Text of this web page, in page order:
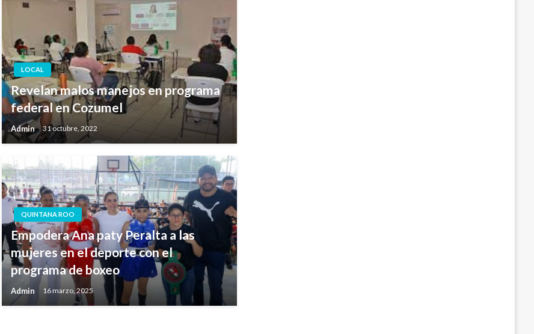
LOCAL
Revelan malos manejos en programa
federal en Cozumel
Admin 31 octubre, 2022
QUINTANA ROO
Empodera Ana paty Peralta a las
mujeres en el deporte con el
programa de boxeo
Admin 16 marzo, 2025